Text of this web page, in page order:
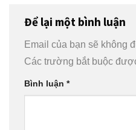
Để lại một bình luận
Email của bạn sẽ không
Các trường bắt buộc
Bình luận *